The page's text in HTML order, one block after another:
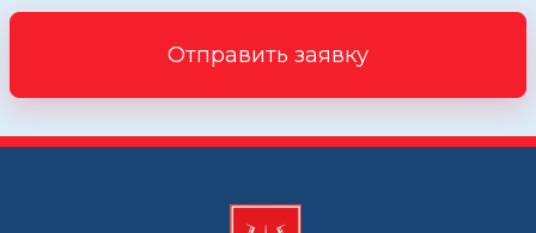
Отправить заявку